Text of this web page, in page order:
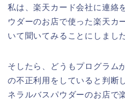
私は、楽天カード会社に連絡
ウダーのお店で使った楽天カ
いて聞いてみることにしまし
そしたら、どうもプログラム
の不正利用をしていると判断
ネラルバスパウダーのお店で